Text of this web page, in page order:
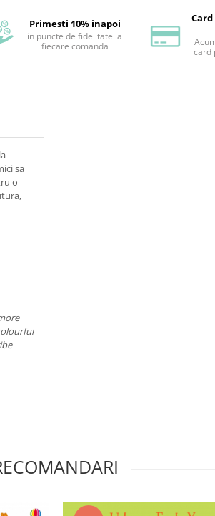
Primesti 10% inapoi
in puncte de fidelitate la
fiecare comanda
card
sa
o